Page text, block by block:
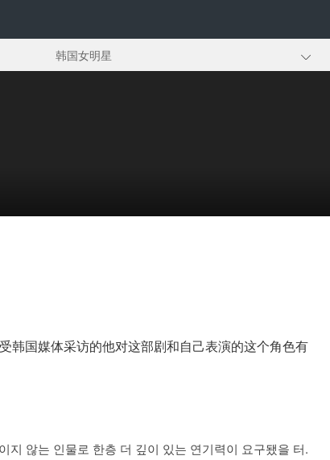
韩国女明星
韩国媒体采访的他对这部剧和自己表演的这个角色有
않는 인물로 한층 더 깊이 있는 연기력이 요구됐을 터.